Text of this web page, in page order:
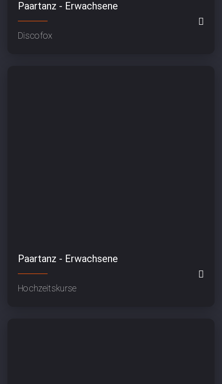
Paartanz - Erwachsene
Discofox
Paartanz - Erwachsene
Hochzeitskurse